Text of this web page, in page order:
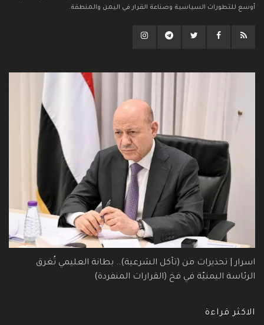
أوسع للتطورات السياسية وصناعة القرار في اليمن والمنطقة.
اسرار | تحذيرات من (تآكل الشرعية).. بطانة العليمي تُغرق
الرئاسة اليمنيّة في فخ (القرارات المنفردة)
الاكثر قراءة